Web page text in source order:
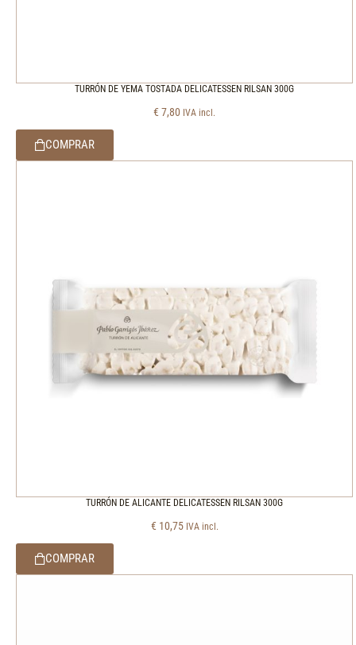
TURRÓN DE YEMA TOSTADA DELICATESSEN RILSAN 300G
€ 7,80 IVA incl.
COMPRAR
TURRÓN DE ALICANTE DELICATESSEN RILSAN 300G
€ 10,75 IVA incl.
COMPRAR